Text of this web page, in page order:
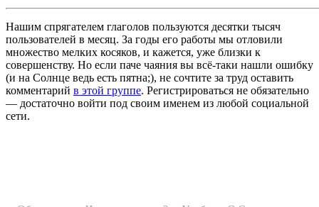
Нашим спрягателем глаголов пользуются десятки тысяч
пользователей в месяц. За годы его работы мы отловили
множество мелких косяков, и кажется, уже близки к
совершенству. Но если паче чаяния вы всё-таки нашли ошибку
(и на Солнце ведь есть пятна;), не сочтите за труд оставить
комментарий в этой группе. Регистрироваться не обязательно
— достаточно войти под своим именем из любой социальной
сети.